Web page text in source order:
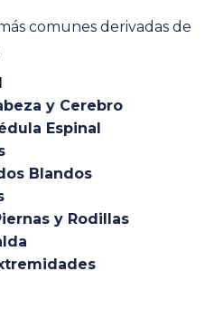
comunes derivadas de
y Cerebro
Espinal
Blandos
y Rodillas